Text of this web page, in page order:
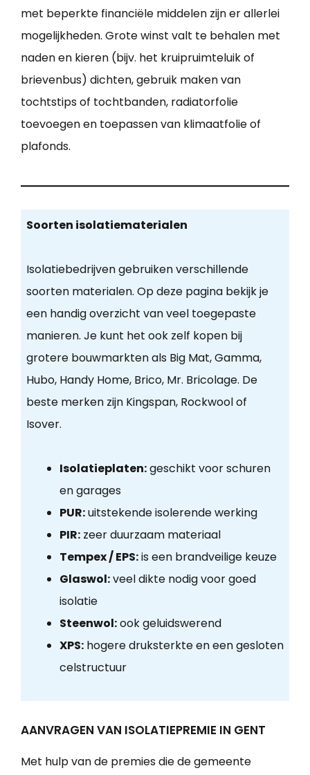
met beperkte financiële middelen zijn er allerlei
mogelijkheden. Grote winst valt te behalen met
naden en kieren (bijv. het kruipruimteluik of
brievenbus) dichten, gebruik maken van
tochtstips of tochtbanden, radiatorfolie
toevoegen en toepassen van klimaatfolie of
plafonds.
Soorten isolatiematerialen
Isolatiebedrijven gebruiken verschillende
soorten materialen. Op deze pagina bekijk je
een handig overzicht van veel toegepaste
manieren. Je kunt het ook zelf kopen bij
grotere bouwmarkten als Big Mat, Gamma,
Hubo, Handy Home, Brico, Mr. Bricolage. De
beste merken zijn Kingspan, Rockwool of
Isover.
Isolatieplaten:geschikt voor schuren
en garages
PUR:uitstekende isolerende werking
PIR:zeer duurzaam materiaal
Tempex / EPS:is een brandveilige keuze
Glaswol:veel dikte nodig voor goed
isolatie
Steenwol:ook geluidswerend
XPS:hogere druksterkte en een gesloten
celstructuur
AANVRAGEN VAN ISOLATIEPREMIE IN GENT
Met hulp van de premies die de gemeente